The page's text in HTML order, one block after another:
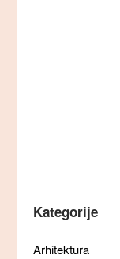
Kategorije
Arhitektura